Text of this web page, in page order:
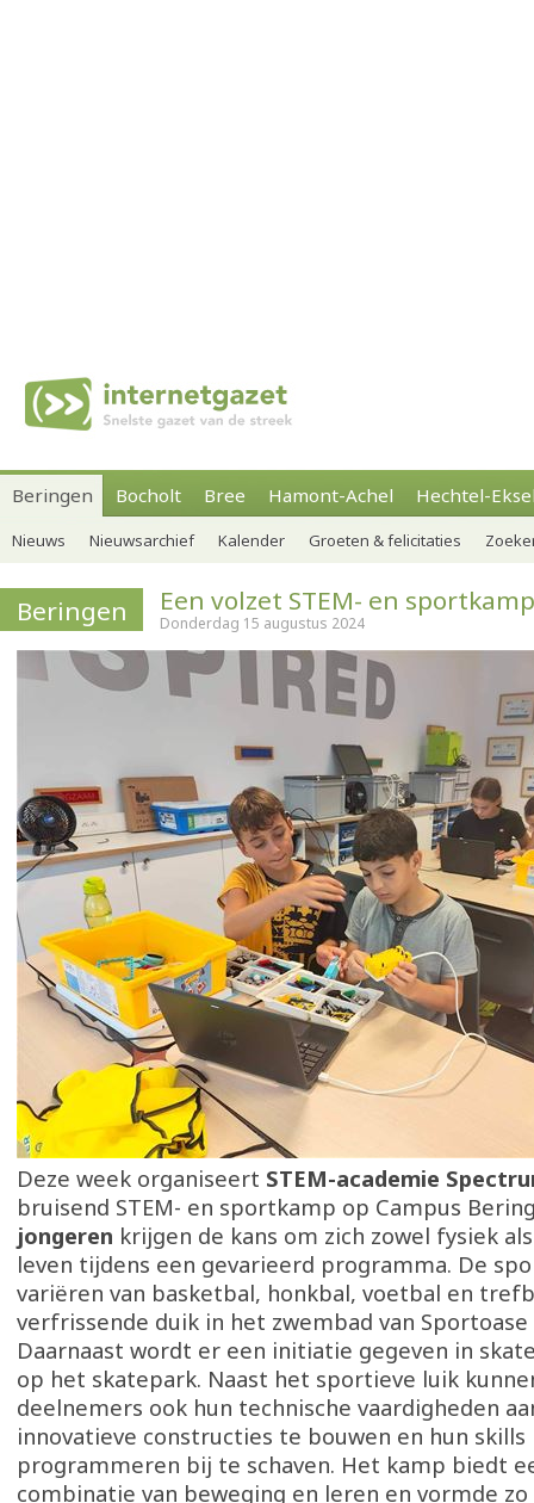
Beringen Bocholt Bree Hamont-Achel Hechtel-
Nieuws Nieuwsarchief Kalender Groeten & felicitaties
Beringen Een volzet STEM- en sportkamp
Donderdag 15 augustus 2024
Deze week organiseert STEM-academie
bruisend STEM- en sportkamp op Campus
jongeren krijgen de kans om zich zowel fysiek
leven tijdens een gevarieerd programma. De
variëren van basketbal, honkbal, voetbal en
verfrissende duik in het zwembad van Sportoase
Daarnaast wordt er een initiatie gegeven in
op het skatepark. Naast het sportieve luik
deelnemers ook hun technische vaardigheden
innovatieve constructies te bouwen en hun skills
programmeren bij te schaven. Het kamp biedt
combinatie van beweging en leren en vormde zo